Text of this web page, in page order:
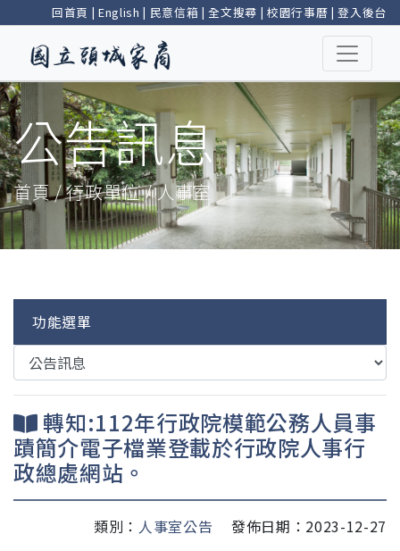
回首頁 | English | 民意信箱 |全文搜尋 | 校園行事曆 |登入後台
公告訊息
首頁 / 行政單位 / 人事室
功能選單
轉知:112年行政院模範公務人員事
蹟簡介電子檔業登載於行政院人事行
政總處網站。
類別： 人事室公告
發佈日期：2023-12-27